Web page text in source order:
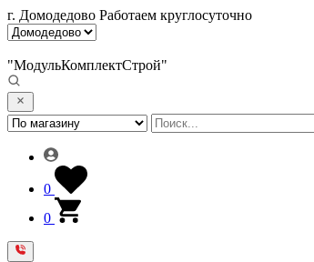
г. Домодедово Работаем круглосуточно
"МодульКомплектСтрой"
0
0